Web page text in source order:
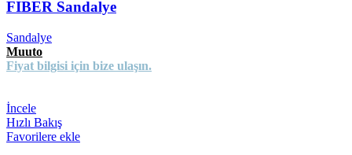
FIBER Sandalye
Sandalye
Muuto
Fiyat bilgisi için bize ulaşın.
İncele
Hızlı Bakış
Favorilere ekle